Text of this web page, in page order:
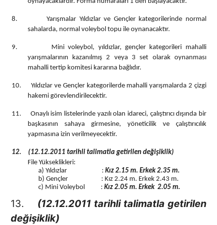
8.
Yarışmalar Yıldızlar ve Gençler kategorilerinde normal
sahalarda, normal voleybol topu ile oynanacaktır.
9.
Mini voleybol, yıldızlar, gençler kategorileri mahalli
yarışmalarının kazanılmış 2 veya 3 set olarak oynanması
mahalli tertip komitesi kararına bağlıdır.
10.
Yıldızlar ve Gençler kategorilerde mahalli yarışmalarda 2 çizgi
hakemi görevlendirilecektir.
11.
Onaylı isim listelerinde yazılı olan idareci, çalıştırıcı dışında bir
başkasının sahaya girmesine, yöneticilik ve çalıştırıcılık
yapmasına izin verilmeyecektir.
12.
(12.12.2011 tarihli talimatla getirilen değişiklik)
File Yükseklikleri:
a) Yıldızlar :Kız 2.15 m. Erkek 2.35 m.
b) Gençler : Kız2.24 m. Erkek2.43 m.
c) Mini Voleybol :Kız 2.05 m.Erkek 2.05 m.
13. (12.12.2011 tarihli talimatla getirilen
değişiklik)